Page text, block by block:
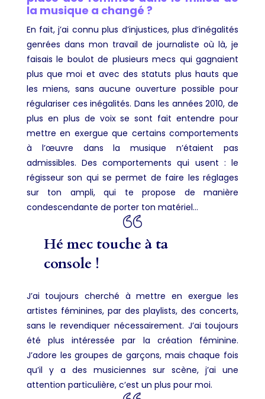
la musique a changé ?
En fait, j’ai connu plus d’injustices, plus d’inégalités
genrées dans mon travail de journaliste où là, je
faisais le boulot de plusieurs mecs qui gagnaient
plus que moi et avec des statuts plus hauts que
les miens, sans aucune ouverture possible pour
régulariser ces inégalités. Dans les années 2010, de
plus en plus de voix se sont fait entendre pour
mettre en exergue que certains comportements
à l’œuvre dans la musique n’étaient pas
admissibles. Des comportements qui usent : le
régisseur son qui se permet de faire les réglages
sur ton ampli, qui te propose de manière
condescendante de porter ton matériel…
Hé mec touche à ta
console !
J’ai toujours cherché à mettre en exergue les
artistes féminines, par des playlists, des concerts,
sans le revendiquer nécessairement. J’ai toujours
été plus intéressée par la création féminine.
J’adore les groupes de garçons, mais chaque fois
qu’il y a des musiciennes sur scène, j’ai une
attention particulière, c’est un plus pour moi.